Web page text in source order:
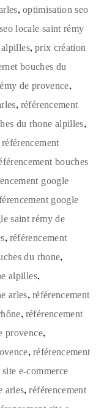
, optimisation seo
locale saint rémy
, prix création
bouches du
de provence,
, référencement
du rhone alpilles,
référencement
bouches
google
google
saint rémy de
, référencement
du rhone,
alpilles,
arles, référencement
, référencement
provence,
, référencement
e-commerce
arles,référencement